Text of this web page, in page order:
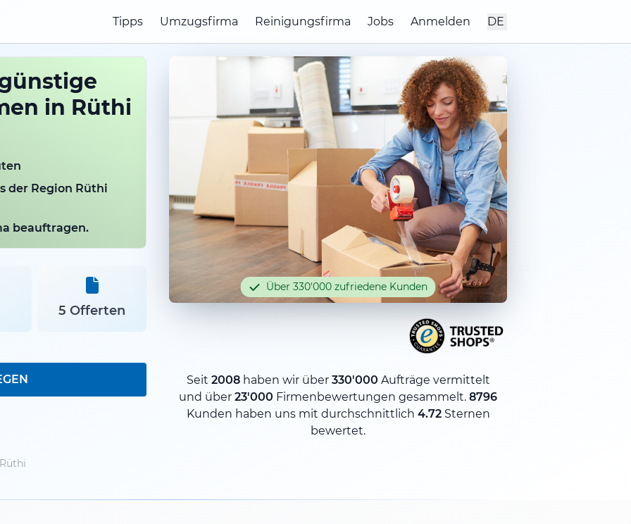
Tipps Umzugsfirma Reinigungsfirma Jobs Anmelden DE
in Rüthi
der Region Rüthi
beauftragen.
5 Offerten
Über 330'000 zufriedene Kunden
Seit 2008haben wir über 330'000 Aufträge vermittelt
und über 23'000 Firmenbewertungen gesammelt. 8796
Kunden haben uns mit durchschnittlich 4.72Sternen
bewertet.